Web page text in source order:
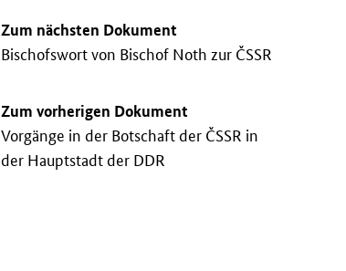
Zum nächsten Dokument
Bischofswort von Bischof Noth zur ČSSR
Zum vorherigen Dokument
Vorgänge in der Botschaft der ČSSR in
der Hauptstadt der DDR